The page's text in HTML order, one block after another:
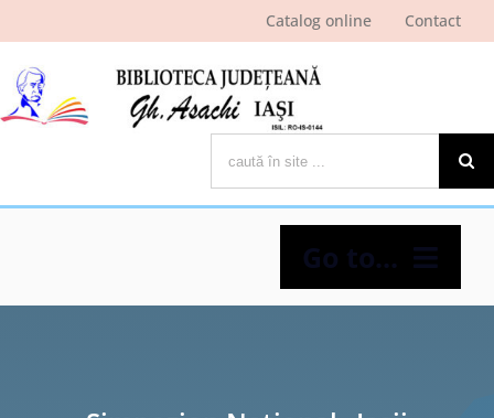
Catalog online Contact
Go to...